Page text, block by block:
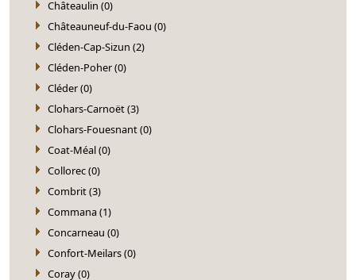
Châteaulin (0)
Châteauneuf-du-Faou (0)
Cléden-Cap-Sizun (2)
Cléden-Poher (0)
Cléder (0)
Clohars-Carnoët (3)
Clohars-Fouesnant (0)
Coat-Méal (0)
Collorec (0)
Combrit (3)
Commana (1)
Concarneau (0)
Confort-Meilars (0)
Coray (0)